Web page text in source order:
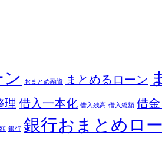
おまとめ融資 まとめるローン
理 借入一本化 借入残高 借入総額 借
銀行 銀行おまとめロ